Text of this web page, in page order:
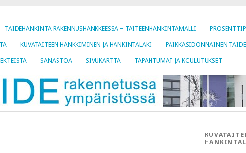
TAIDEHANKINTA RAKENNUSHANKKEESSA − TAITEENHANKINTAMALLI
KUVATAITEEN HANKKIMINEN JA HANKINTALAKI PAIKKASIDONNAINEN TAIDE
SANASTOA SIVUKARTTA TAPAHTUMAT JA KOULUTUKSET